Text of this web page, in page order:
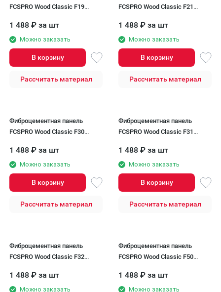
FCSPRO Wood Classic F19
1 488 ₽ за шт
Можно заказать
В корзину
Рассчитать материал
FCSPRO Wood Classic F21
1 488 ₽ за шт
Можно заказать
В корзину
Рассчитать материал
Фиброцементная панель
FCSPRO Wood Classic F30
1 488 ₽ за шт
Можно заказать
В корзину
Рассчитать материал
Фиброцементная панель
FCSPRO Wood Classic F31
1 488 ₽ за шт
Можно заказать
В корзину
Рассчитать материал
Фиброцементная панель
FCSPRO Wood Classic F32
1 488 ₽ за шт
Можно заказать
Фиброцементная панель
FCSPRO Wood Classic F50
1 488 ₽ за шт
Можно заказать